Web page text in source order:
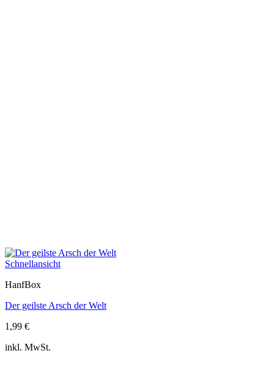
Schnellansicht
HanfBox
Der geilste Arsch der Welt
1,99 €
inkl. MwSt.